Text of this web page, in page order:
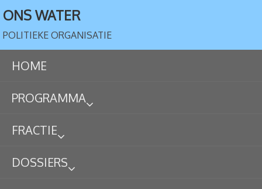
ONS WATER
POLITIEKE ORGANISATIE
HOME
PROGRAMMA
FRACTIE
DOSSIERS